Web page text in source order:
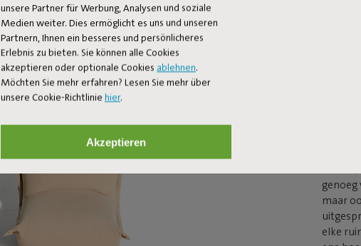
unsere Partner für Werbung, Analysen und soziale
Medien weiter. Dies ermöglicht es uns und unseren
Partnern, Ihnen ein besseres und persönlicheres
Erlebnis zu bieten. Sie können alle Cookies
akzeptieren oder optionale Cookies ablehnen.
Möchten Sie mehr erfahren? Lesen Sie mehr über
unsere Cookie-Richtlinie hier.
Akzeptieren
Zeg
in
z’n
maar
elke